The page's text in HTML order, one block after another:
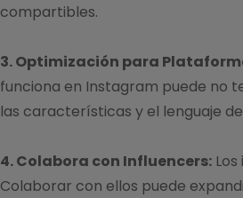
compartibles.
3. Optimización para
funciona en Instagram puede no
las características y el lenguaje
4. Colabora con Influencers:
Colaborar con ellos puede